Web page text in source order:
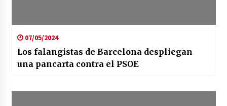
07/05/2024
Los falangistas de Barcelona despliegan
una pancarta contra el PSOE